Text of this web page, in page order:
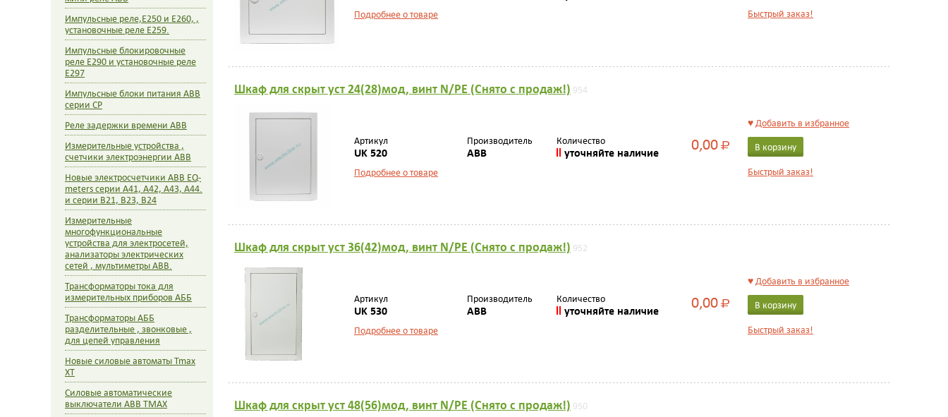
Импульсные реле,E250 и E260, ,
установочные реле E259.
Импульсные блокировочные
реле E290 и установочные реле
E297
Импульсные блоки питания ABB
серии CP
Реле задержки времени ABB
Измерительные устройства ,
счетчики электроэнергии ABB
Новые электросчетчики ABB EQ-
meters серии А41, A42, A43, A44.
и серии B21, B23, B24
Измерительные
многофункциональные
устройства для электросетей,
анализаторы электрических
сетей , мультиметры ABB.
Трансформаторы тока для
измерительных приборов АББ
Трансформаторы АББ
разделительные , звонковые ,
для цепей управления
Новые силовые автоматы Tmax
XT
Силовые автоматические
выключатели ABB TMAX
Подробнее о товаре
Быстрый заказ!
Шкаф для скрыт уст 24(28)мод, винт N/PE (Снято с продаж!) 954
Артикул
UK 520
Подробнее о товаре
Производитель
ABB
Количество
уточняйте наличие 0,00Р
♥Добавить в избранное
В корзину
Быстрый заказ!
Шкаф для скрыт уст 36(42)мод, винт N/PE (Снято с продаж!) 952
Артикул
UK 530
Подробнее о товаре
Производитель
ABB
Количество
уточняйте наличие 0,00Р
♥Добавить в избранное
В корзину
Быстрый заказ!
Шкаф для скрыт уст 48(56)мод, винт N/PE (Снято с продаж!) 950